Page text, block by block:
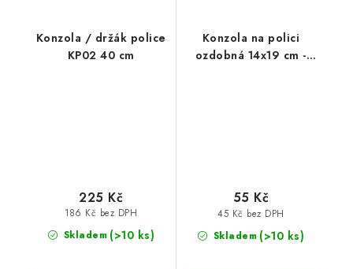
Konzola / držák police
KP02 40 cm
Skladem (>10 ks)
186 Kč bez DPH
225 Kč
Konzola na polici
ozdobná 14x19 cm -
Skladem (>10 ks)
45 Kč bez DPH
55 Kč